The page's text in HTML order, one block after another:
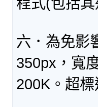
六．為免影
350px，寬
200K。超